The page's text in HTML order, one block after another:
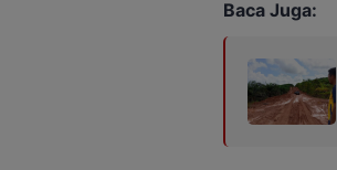
Baca Juga: